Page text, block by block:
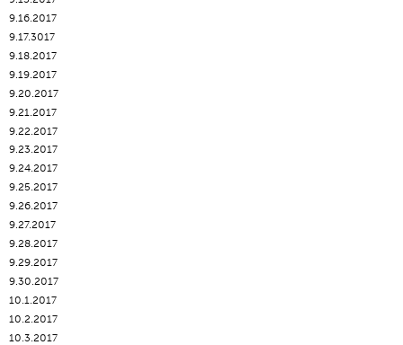
9.16.2017
9.17.3017
9.18.2017
9.19.2017
9.20.2017
9.21.2017
9.22.2017
9.23.2017
9.24.2017
9.25.2017
9.26.2017
9.27.2017
9.28.2017
9.29.2017
9.30.2017
10.1.2017
10.2.2017
10.3.2017